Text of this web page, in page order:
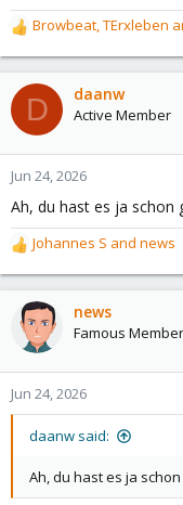
R
e
a
c
t
o
n
s
:
Browbeat,TErxleben
D daanw
Active Member
Jun 24, 2026
Ah, du hast es ja schon
R
e
a
o
n
s
Johannes S and news
news
Famous Member
Jun 24, 2026
daanw said:
Ah, du hast es ja